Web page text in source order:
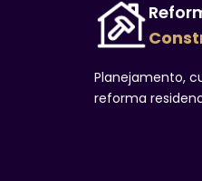
Planejamento,
reforma